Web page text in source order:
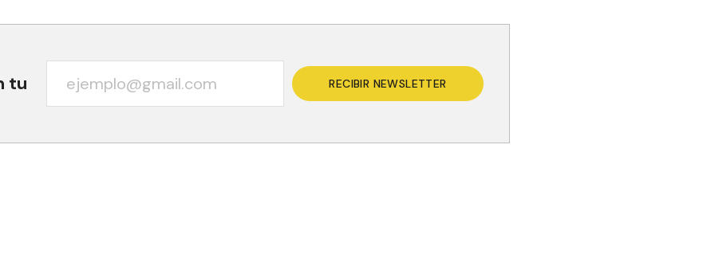
tu RECIBIR NEWSLETTER